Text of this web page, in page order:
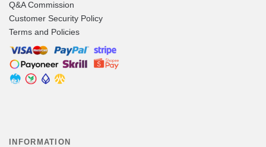
Q&A Commission
Customer Security Policy
Terms and Policies
INFORMATION